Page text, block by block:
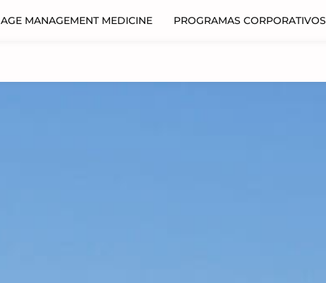
AGE MANAGEMENT MEDICINE PROGRAMAS CORPORATIVOS